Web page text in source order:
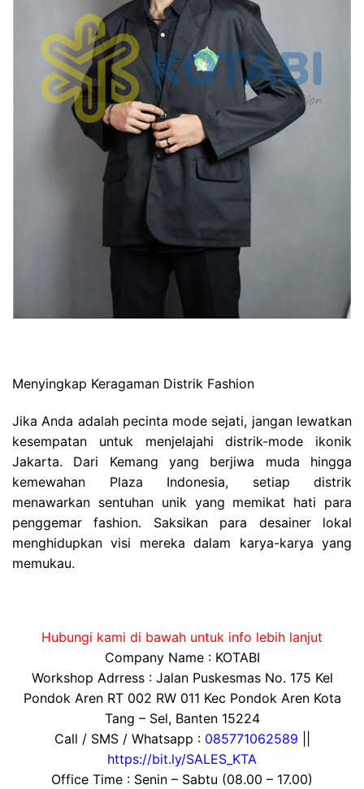
Menyingkap Keragaman Distrik Fashion
Jika Anda adalah pecinta mode sejati, jangan lewatkan
kesempatan untuk menjelajahi distrik-mode ikonik
Jakarta. Dari Kemang yang berjiwa muda hingga
kemewahan Plaza Indonesia, setiap distrik
menawarkan sentuhan unik yang memikat hati para
penggemar fashion. Saksikan para desainer lokal
menghidupkan visi mereka dalam karya-karya yang
memukau.
Hubungi kami di bawah untuk info lebih lanjut
Company Name : KOTABI
Workshop Adrress : Jalan Puskesmas No. 175 Kel
Pondok Aren RT 002 RW 011 Kec Pondok Aren Kota
Tang – Sel, Banten 15224
Call / SMS / Whatsapp : 085771062589
https://bit.ly/SALES_KTA
Office Time : Senin – Sabtu (08.00 – 17.00)